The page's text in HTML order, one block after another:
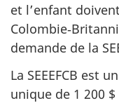
et l’enfant
demande de la
La SEEEFCB est
unique de 1 200